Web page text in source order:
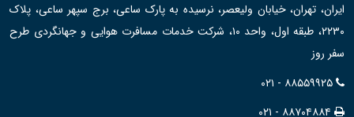
ایران، تهران، خیابان ولیعصر، نرسیده به پارک ساعی، برج سپهر ساعی، پلاک
۲۲۳۰، طبقه اول، واحد ۱۰، شرکت خدمات مسافرت هوایی و جهانگردی طرح
سفر روز
۰۲۱ - ۸۸۵۵۹۹۲۵
۰۲۱ - ۸۸۷۰۴۸۸۴